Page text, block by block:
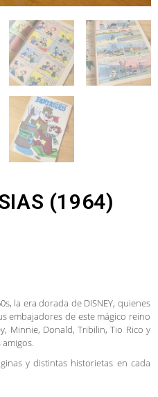
(1964)
la era dorada de DISNEY, quienes
embajadores de este mágico reino
Minnie, Donald, Tribilin, Tio Rico y
y distintas historietas en cada